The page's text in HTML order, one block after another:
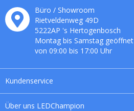
Über uns LEDChampion
Kundenservice
Büro / Showroom
Rietveldenweg 49D
5222AP 's Hertogenbosch
Montag bis Samstag geöffnet
von 09:00 bis 17:00 Uhr